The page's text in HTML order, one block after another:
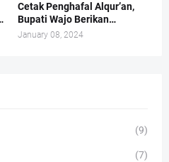
Cetak Penghafal Alqur’an,
Bupati Wajo Berikan
Bantuan Buku At-Taisir
January 08, 2024
(9)
(7)